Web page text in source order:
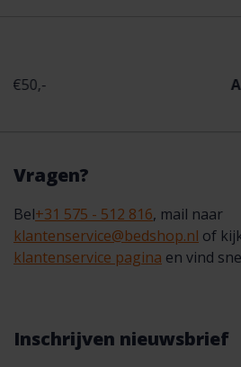
Vragen?
Bel+31 575 - 512 816, mail naar
klantenservice@bedshop.nl of
klantenservice pagina en vind
Inschrijven nieuwsbrief